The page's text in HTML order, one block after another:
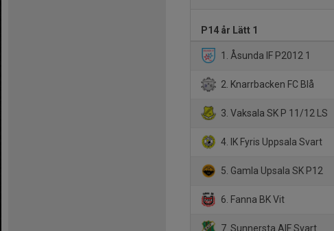
P14 år Lätt 1
1. Åsunda IF P2012 1
2. Knarrbacken FC Blå
3. Vaksala SK P 11/12 LS
4. IK Fyris Uppsala Svart
5. Gamla Upsala SK P12
6. Fanna BK Vit
7. Sunnersta AIF Svart